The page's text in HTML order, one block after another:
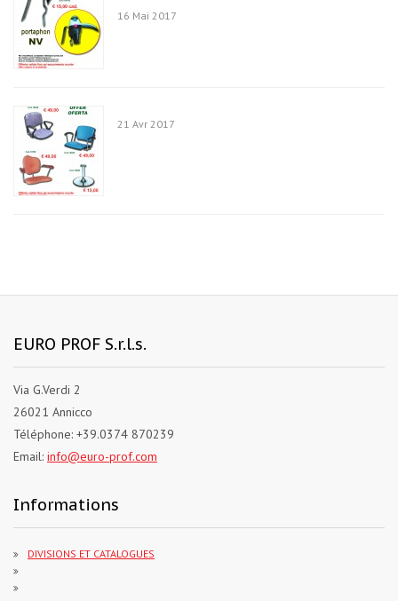
16 Mai 2017
21 Avr 2017
EURO PROF S.r.l.s.
Via G.Verdi 2
26021 Annicco
Téléphone: +39.0374 870239
Email: info@euro-prof.com
Informations
DIVISIONS ET CATALOGUES